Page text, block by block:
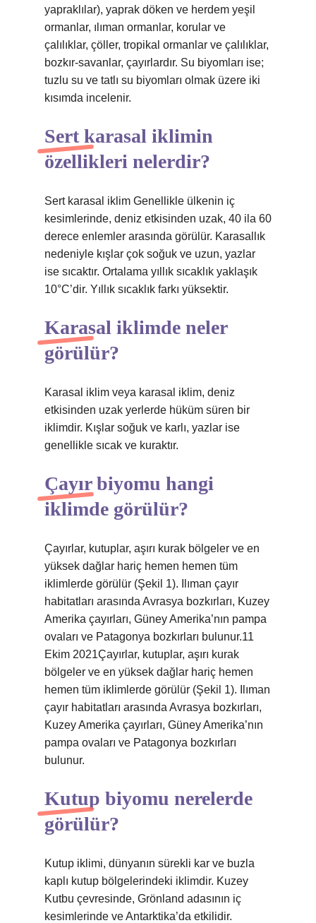
yapraklılar), yaprak döken ve herdem yeşil
ormanlar, ılıman ormanlar, korular ve
çalılıklar, çöller, tropikal ormanlar ve çalılıklar,
bozkır-savanlar, çayırlardır. Su biyomları ise;
tuzlu su ve tatlı su biyomları olmak üzere iki
kısımda incelenir.
Sert karasal iklimin
özellikleri nelerdir?
Sert karasal iklim Genellikle ülkenin iç
kesimlerinde, deniz etkisinden uzak, 40 ila 60
derece enlemler arasında görülür. Karasallık
nedeniyle kışlar çok soğuk ve uzun, yazlar
ise sıcaktır. Ortalama yıllık sıcaklık yaklaşık
10°C’dir. Yıllık sıcaklık farkı yüksektir.
Karasal iklimde neler
görülür?
Karasal iklim veya karasal iklim, deniz
etkisinden uzak yerlerde hüküm süren bir
iklimdir. Kışlar soğuk ve karlı, yazlar ise
genellikle sıcak ve kuraktır.
Çayır biyomu hangi
iklimde görülür?
Çayırlar, kutuplar, aşırı kurak bölgeler ve en
yüksek dağlar hariç hemen hemen tüm
iklimlerde görülür (Şekil 1). Ilıman çayır
habitatları arasında Avrasya bozkırları, Kuzey
Amerika çayırları, Güney Amerika’nın pampa
ovaları ve Patagonya bozkırları bulunur.11
Ekim 2021Çayırlar, kutuplar, aşırı kurak
bölgeler ve en yüksek dağlar hariç hemen
hemen tüm iklimlerde görülür (Şekil 1). Ilıman
çayır habitatları arasında Avrasya bozkırları,
Kuzey Amerika çayırları, Güney Amerika’nın
pampa ovaları ve Patagonya bozkırları
bulunur.
Kutup biyomu nerelerde
görülür?
Kutup iklimi, dünyanın sürekli kar ve buzla
kaplı kutup bölgelerindeki iklimdir. Kuzey
Kutbu çevresinde, Grönland adasının iç
kesimlerinde ve Antarktika’da etkilidir.